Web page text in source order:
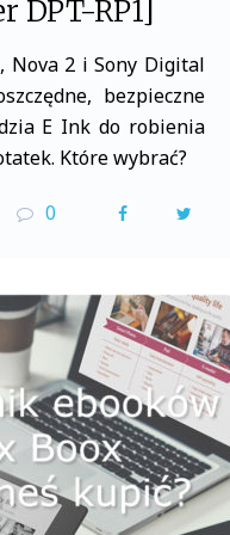
DPT-RP1]
Nova 2 i Sony Digital
bezpieczne
E Ink do robienia
Które wybrać?
0
F
c
e
o
o
k
i
t
t
e
r